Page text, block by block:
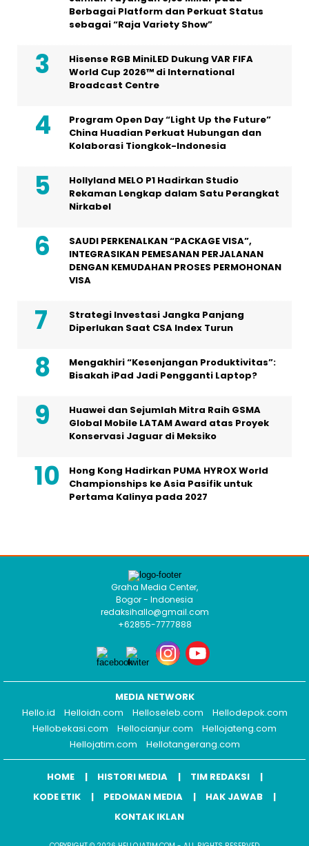
Berbagai Platform dan Perkuat Status
sebagai “Raja Variety Show”
Hisense RGB MiniLED Dukung VAR FIFA
World Cup 2026™ di International
Broadcast Centre
Program Open Day “Light Up the Future”
China Huadian Perkuat Hubungan dan
Kolaborasi Tiongkok-Indonesia
Hollyland MELO P1 Hadirkan Studio
Rekaman Lengkap dalam Satu Perangkat
Nirkabel
SAUDI PERKENALKAN “PACKAGE VISA”,
INTEGRASIKAN PEMESANAN PERJALANAN
DENGAN KEMUDAHAN PROSES PERMOHONAN
VISA
Strategi Investasi Jangka Panjang
Diperlukan Saat CSA Index Turun
Mengakhiri “Kesenjangan Produktivitas”:
Bisakah iPad Jadi Pengganti Laptop?
Huawei dan Sejumlah Mitra Raih GSMA
Global Mobile LATAM Award atas Proyek
Konservasi Jaguar di Meksiko
Hong Kong Hadirkan PUMA HYROX World
Championships ke Asia Pasifik untuk
Pertama Kalinya pada 2027
Graha Media Center,
Bogor - Indonesia
redaksihallo@gmail.com
+62855-7777888
MEDIA NETWORK
Hello.id
Helloidn.com Helloseleb.com
Hellodepok.com
Hellobekasi.com
Hellocianjur.com
Hellojateng.com
Hellojatim.com
Hellotangerang.com
HOME HISTORI MEDIA
TIM REDAKSI
KODE ETIK
PEDOMAN MEDIA
HAK JAWAB
KONTAK IKLAN